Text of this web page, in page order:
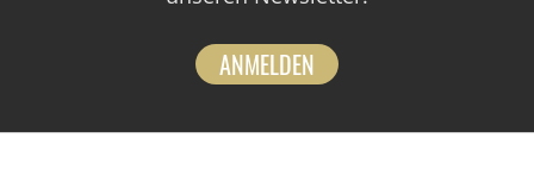
ANMELDEN